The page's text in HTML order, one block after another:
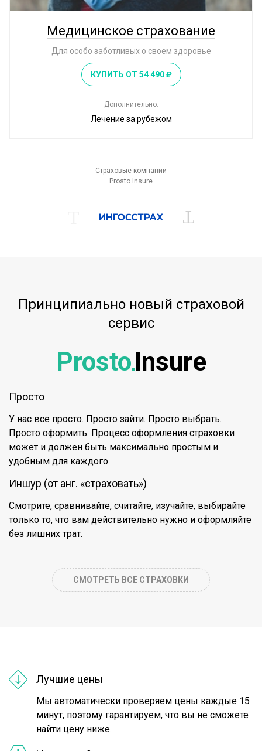
2
страховых
43
Медицинское страхование
Для особо заботливых о своем здоровье
КУПИТЬ ОТ 54 490 ₽
Дополнительно:
Лечение за рубежом
Страховые компании
Prosto.Insure
Принципиально новый страховой
сервис
ProstoInsure
Просто
У нас все просто. Просто зайти. Просто выбрать.
Просто оформить. Процесс оформления страховки
может и должен быть максимально простым и
удобным для каждого.
Иншур (от анг. «страховать»)
Смотрите, сравнивайте, считайте, изучайте, выбирайте
только то, что вам действительно нужно и оформляйте
без лишних трат.
СМОТРЕТЬ ВСЕ СТРАХОВКИ
Лучшие цены
Мы автоматически проверяем цены каждые 15
минут, поэтому гарантируем, что вы не сможете
найти цену ниже.